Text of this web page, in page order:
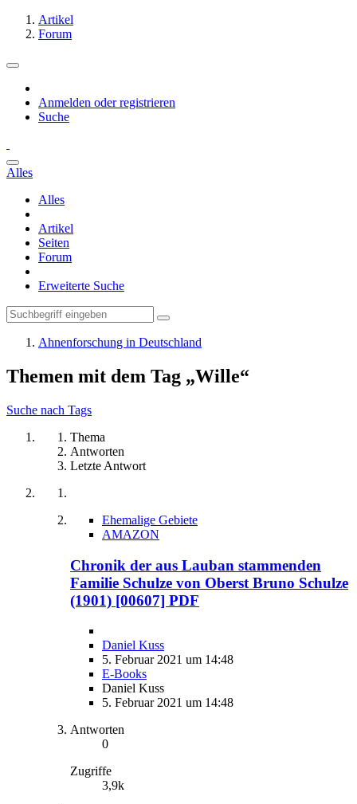
Artikel
Forum
Anmelden oder registrieren
Suche
Alles
Alles
Artikel
Seiten
Forum
Erweiterte Suche
Ahnenforschung in Deutschland
Themen mit dem Tag „Wille“
Suche nach Tags
Thema
Antworten
Letzte Antwort
Ehemalige Gebiete
AMAZON
Chronik der aus Lauban stammenden
Familie Schulze von Oberst Bruno Schulze
(1901) [00607] PDF
Daniel Kuss
5. Februar 2021 um 14:48
E-Books
Daniel Kuss
5. Februar 2021 um 14:48
Antworten
0
Zugriffe
3,9k